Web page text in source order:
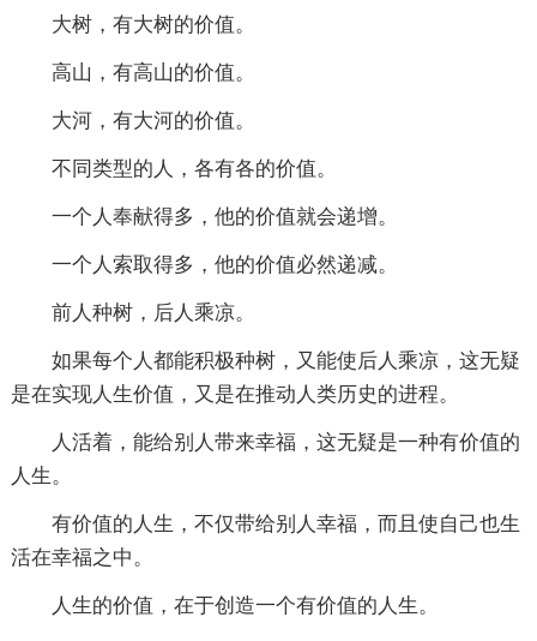
大树，有大树的价值。
高山，有高山的价值。
大河，有大河的价值。
不同类型的人，各有各的价值。
一个人奉献得多，他的价值就会递增。
一个人索取得多，他的价值必然递减。
前人种树，后人乘凉。
如果每个人都能积极种树，又能使后人乘凉，这无疑
是在实现人生价值，又是在推动人类历史的进程。
人活着，能给别人带来幸福，这无疑是一种有价值的
人生。
有价值的人生，不仅带给别人幸福，而且使自己也生
活在幸福之中。
人生的价值，在于创造一个有价值的人生。